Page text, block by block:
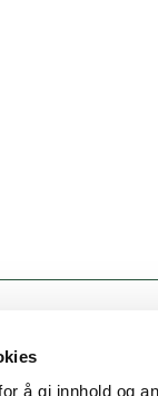
å gi innhold og